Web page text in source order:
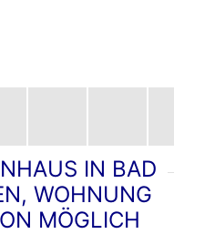
IN BAD
WOHNUNG
MÖGLICH